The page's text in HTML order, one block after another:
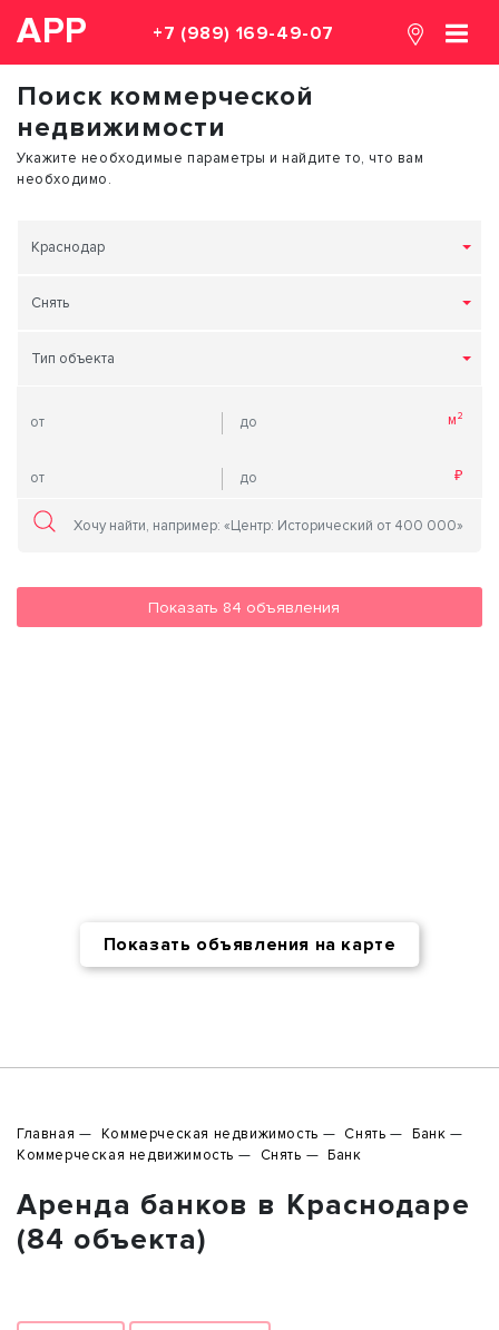
АРР +7 (989) 169-49-07
Поиск коммерческой
недвижимости
Укажите необходимые параметры и найдите то, что вам
необходимо.
Краснодар
Снять
Тип объекта
Показать 84 объявления
Показать объявления на карте
Главная Коммерческая недвижимость Снять
Банк
Коммерческая недвижимость
Снять Банк
Аренда банков в Краснодаре
(84 объекта)